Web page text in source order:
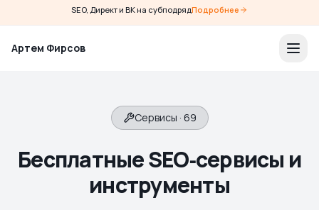
SEO, Директ и ВК на субподрядПодробнее
Артем Фирсов
Сервисы · 69
Бесплатные SEO‑сервисы и
инструменты